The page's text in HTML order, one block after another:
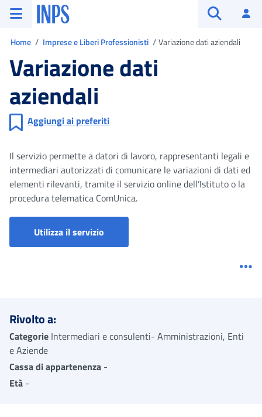
Vai al menu principale
Vai al contenuto principale
Vai al pie' di pagina
INPS ()
Home Imprese e Liberi Professionisti Variazione dati aziendali
Variazione dati
aziendali
Aggiungi ai preferiti
Il servizio permette a datori di lavoro, rappresentanti legali e
intermediari autorizzati di comunicare le variazioni di dati ed
elementi rilevanti, tramite il servizio online dell’Istituto o la
procedura telematica ComUnica.
Utilizza il servizio
Rivolto a:
Categorie Intermediari e consulenti- Amministrazioni, Enti
e Aziende
Cassa di appartenenza -
Età -